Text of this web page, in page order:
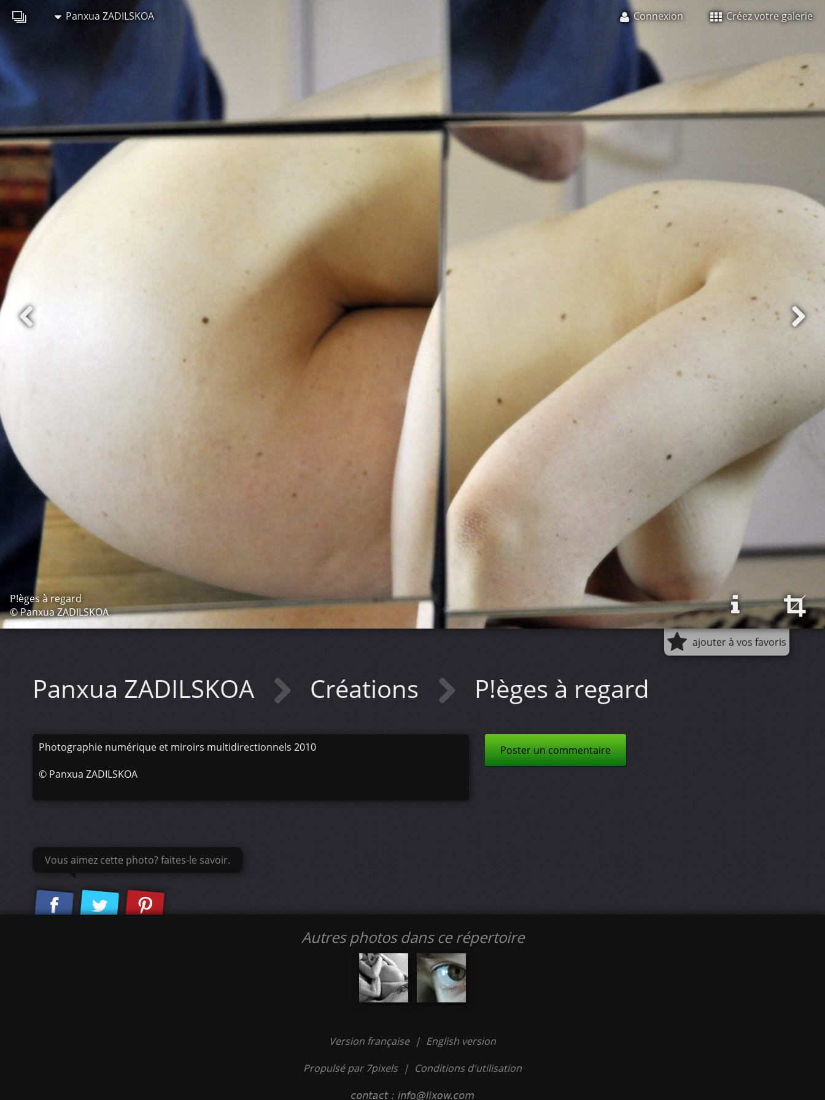
Panxua ZADILSKOA Connexion Créez votre galerie
P!èges à regard
© Panxua ZADILSKOA
ajouter à vos favoris
Panxua ZADILSKOA Créations P!èges à regard
Photographie numérique et miroirs multidirectionnels 2010
© Panxua ZADILSKOA
Poster un commentaire
Vous aimez cette photo? faites-le savoir.
Autres photos dans ce répertoire
Version française | English version
Propulsé par 7pixels | Conditions d'utilisation